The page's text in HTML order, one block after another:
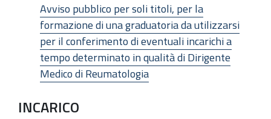
Avviso pubblico per soli titoli, per la
formazione di una graduatoria da utilizzarsi
per il conferimento di eventuali incarichi a
tempo determinato in qualità di Dirigente
Medico di Reumatologia
INCARICO